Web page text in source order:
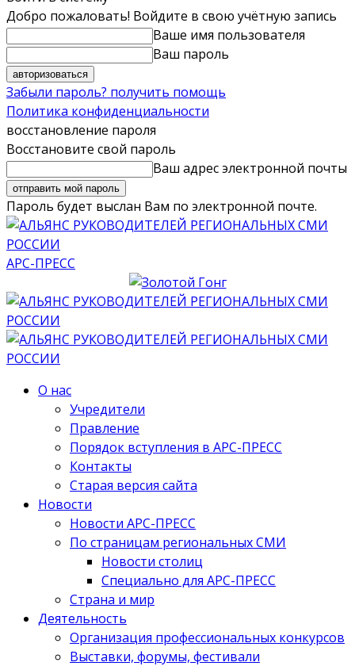
Добро пожаловать! Войдите в свою учётную запись
Ваше имя пользователя
Ваш пароль
Забыли пароль? получить помощь
Политика конфиденциальности
восстановление пароля
Восстановите свой пароль
Ваш адрес электронной почты
Пароль будет выслан Вам по электронной почте.
АРС-ПРЕСС
О нас
Учредители
Правление
Порядок вступления в АРС-ПРЕСС
Контакты
Старая версия сайта
Новости
Новости АРС-ПРЕСС
По страницам региональных СМИ
Новости столиц
Специально для АРС-ПРЕСС
Страна и мир
Деятельность
Организация профессиональных конкурсов
Выставки, форумы, фестивали